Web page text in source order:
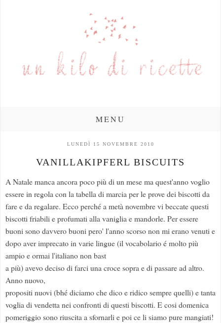
MENU
LUNEDÌ 15 NOVEMBRE 2010
VANILLAKIPFERL BISCUITS
A Natale manca ancora poco più di un mese ma quest'anno voglio
essere in regola con la tabella di marcia per le prove dei biscotti da
fare e da regalare. Ecco perché a metà novembre vi beccate questi
biscotti friabili e profumati alla vaniglia e mandorle. Per essere
buoni sono davvero buoni pero' l'anno scorso non mi erano venuti e
dopo aver imprecato in varie lingue (il vocabolario é molto più
ampio e ormai l'italiano non bast
a più) avevo deciso di farci una croce sopra e di passare ad altro.
Anno nuovo,
propositi nuovi (bhé diciamo che dico e ridico sempre quelli) e tanta
voglia di vendetta nei confronti di questi biscotti. E cosi domenica
pomeriggio sono riuscita a sfornarli e poi ce li siamo pure mangiati!